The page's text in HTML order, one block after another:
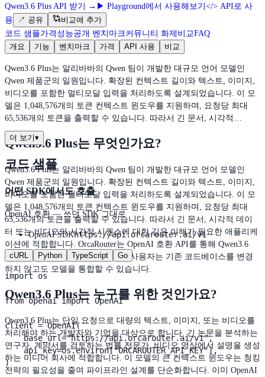
Qwen3.6 Plus API 받기
→ ▶ Playground에서 사용해보기 </> API로 사
용
↗ 공유
비교에 추가
코드 샘플가격 성능공개 벤치마크 커뮤니티 화제 비교FAQ
개요
기능 벤치마크 가격 API 사용 비교
Qwen3.6 Plus는 알리바바의 Qwen 팀이 개발한 대규모 언어 모델인
Qwen 제품군의 일원입니다. 확장된 컨텍스트 길이와 텍스트, 이미지,
비디오를 포함한 멀티모달 입력을 처리하도록 설계되었습니다. 이 모
델은 1,048,576개의 토큰 컨텍스트 윈도우를 지원하며, 요청당 최대
65,536개의 토큰을 출력할 수 있습니다. 따라서 긴 문서, 시각적…
Qwen3.6 Plus는 무엇인가요?
Qwen3.6 Plus는 알리바바의 Qwen 팀이 개발한 대규모 언어 모델인
Qwen 제품군의 일원입니다. 확장된 컨텍스트 길이와 텍스트, 이미지,
비디오를 포함한 멀티모달 입력을 처리하도록 설계되었습니다. 이 모
델은 1,048,576개의 토큰 컨텍스트 윈도우를 지원하며, 요청당 최대
65,536개의 토큰을 출력할 수 있습니다. 따라서 긴 문서, 시각적 데이
터 또는 비디오의 시간적 시퀀스에 대한 깊은 이해가 필요한 애플리케
이션에 적합합니다. OrcaRouter는 OpenAI 호환 API를 통해 Qwen3.6
Plus에 대한 액세스를 제공하므로, 사용자는 기존 코드베이스를 변경
하지 않고도 모델을 통합할 수 있습니다.
Qwen3.6 Plus는 누구를 위한 것인가요?
Qwen3.6 Plus는 단일 요청으로 대량의 텍스트, 이미지, 또는 비디오를
처리해야 하는 개발자와 기업을 대상으로 합니다. 긴 논문을 분석하는
연구자, 계약서를 검토하는 법률 전문가, 비디오 영상에서 설명을 생성
하는 미디어 회사에 적합합니다. 이 모델의 큰 컨텍스트 윈도우는 청킹
전략의 필요성을 줄여 파이프라인 설계를 단순화합니다. 이미 OpenAI
더 보기▾
코드 샘플
어떤 SDK에서도 호출
OpenAI 호환 — 쓰던 SDK 그대로
OpenAI SDKhttps://api.orcarouter.ai/v1
cURL Python TypeScript Go
import os
from openai import OpenAI
client = OpenAI(
    base_url="https://api.orcarouter.ai/v1",
    api_key=os.environ["ORCAROUTER_API_KEY"],
)